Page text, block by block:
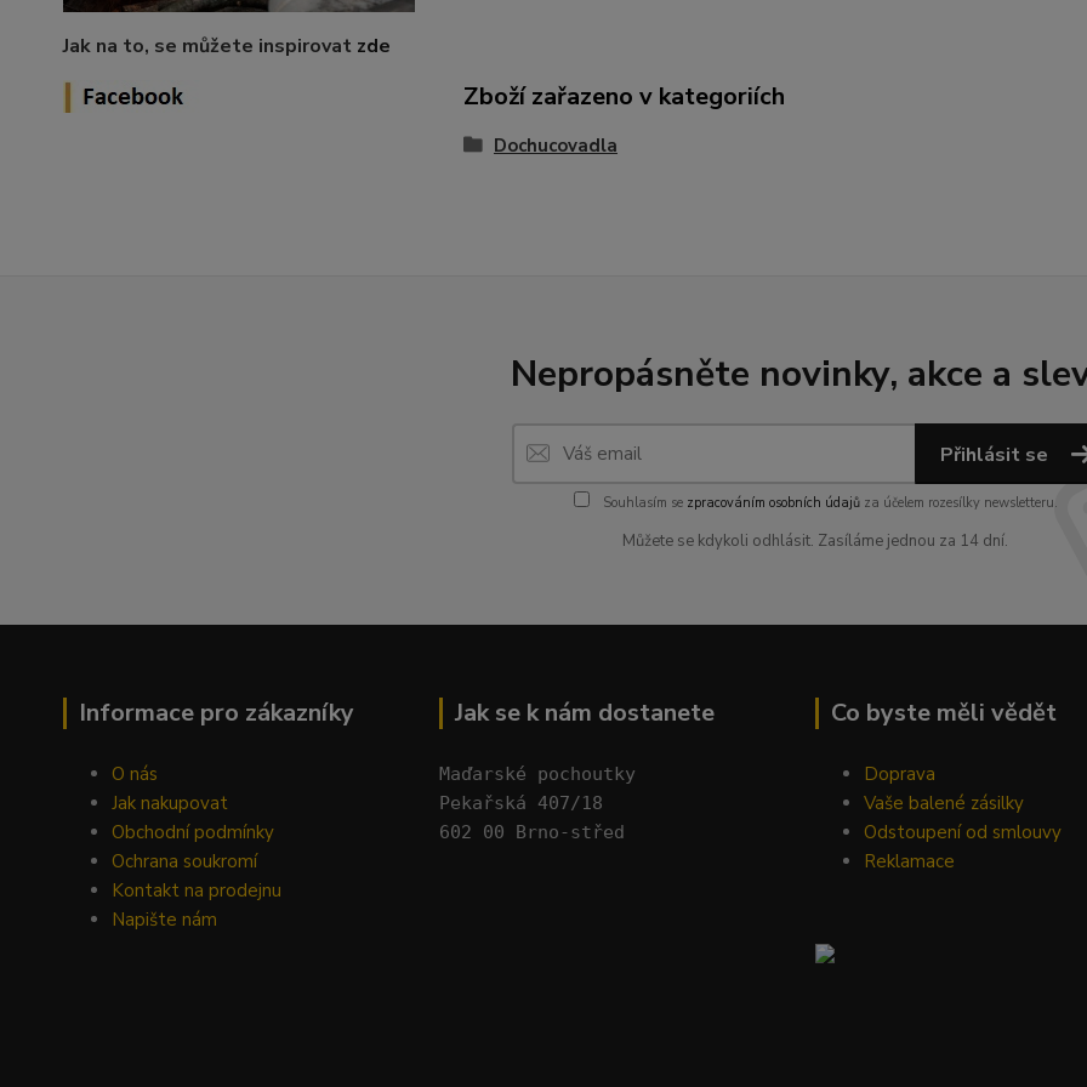
Jak na to, se můžete inspirovat zde
Zboží zařazeno v kategoriích
Dochucovadla
Nepropásněte novinky, akce a
Přihlásit se
Souhlasím se zpracováním osobních údajůza účelem rozesílky newsletteru.
Můžete se kdykoli odhlásit. Zasíláme jednou za 14 dní.
Informace pro zákazníky
O nás
Jak nakupovat
Obchodní podmínky
Ochrana soukromí
Kontakt na prodejnu
Napište nám
Jak se k nám dostanete
Maďarské pochoutky
Pekařská 407/18
602 00 Brno-střed
Co byste měli vědět
Doprava
Vaše balené zásilky
Odstoupení od smlouvy
Reklamace